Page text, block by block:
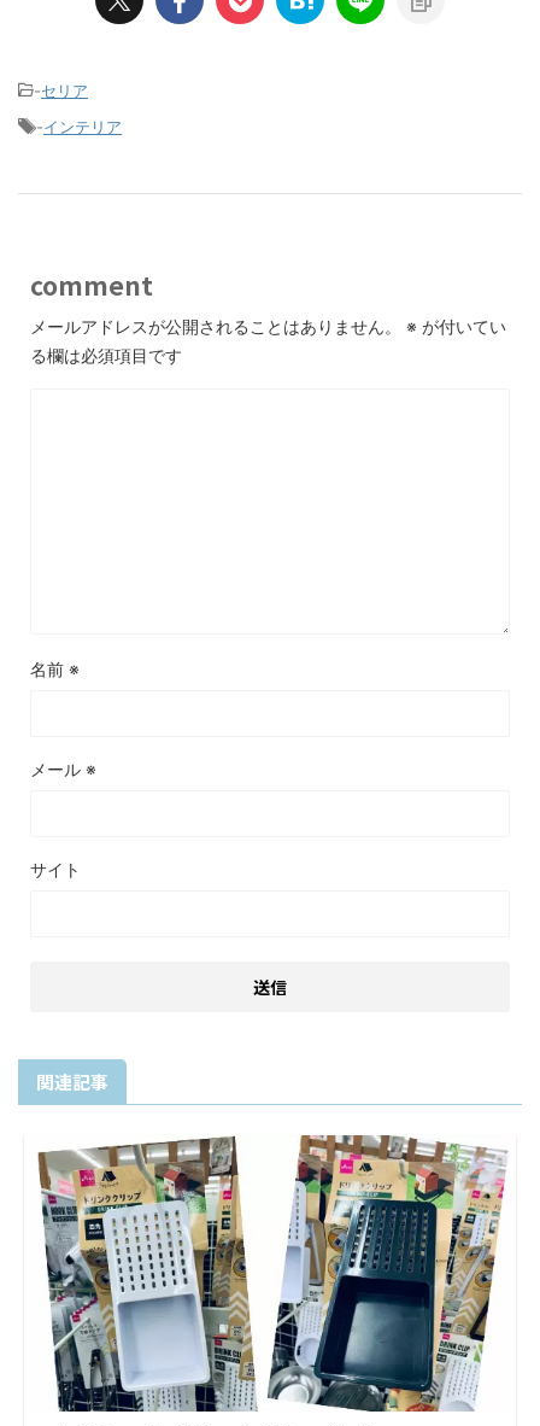
-セリア
-インテリア
comment
メールアドレスが公開されることはありません。 ※ が付いてい
る欄は必須項目です
名前 ※
メール ※
サイト
関連記事